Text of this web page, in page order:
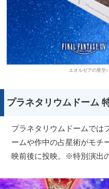
エオルゼアの星空
プラネタリウムドーム
プラネタリウムドームでは
ームや作中の占星術がモチ
映前後に投映。※特別演出